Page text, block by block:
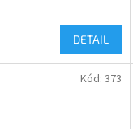
DETAIL
Kód: 373